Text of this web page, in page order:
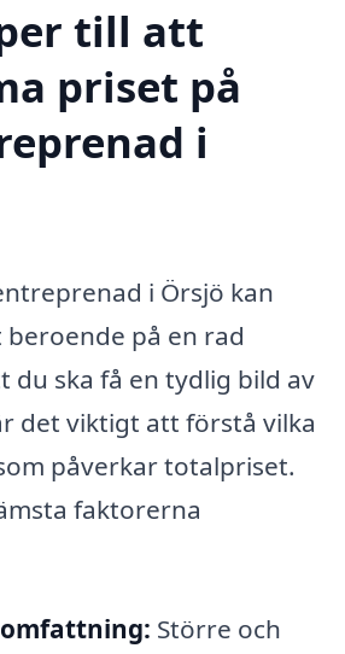
till att
priset på
i
i Örsjö kan
på en rad
du ska få en tydlig bild av
det viktigt att förstå vilka
påverkar totalpriset.
faktorerna
Större och